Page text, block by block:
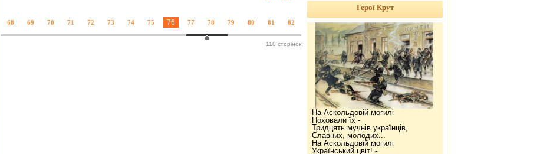
68 69 70 71 72 73 74 75 76 77 78 79 80 81 82
110 сторінок
Герої Крут
На Аскольдовій могилі
Поховали їх -
Тридцять мучнів українців,
Славних, молодих...
На Аскольдовій могилі
Український цвіт! -